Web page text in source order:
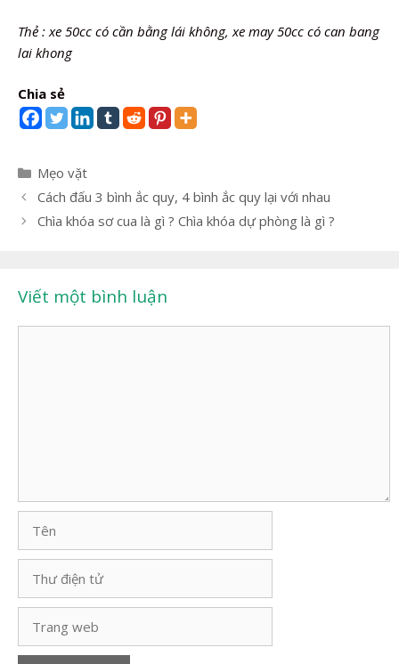
Thẻ : xe 50cc có cần bằng lái không, xe may 50cc có can bang
lai khong
Chia sẻ
Danh
mục
Mẹo vặt
Điều
hướng
Cách đấu 3 bình ắc quy, 4 bình ắc quy lại với nhau
Chìa khóa sơ cua là gì ? Chìa khóa dự phòng là gì ?
Viết một bình luận
tử